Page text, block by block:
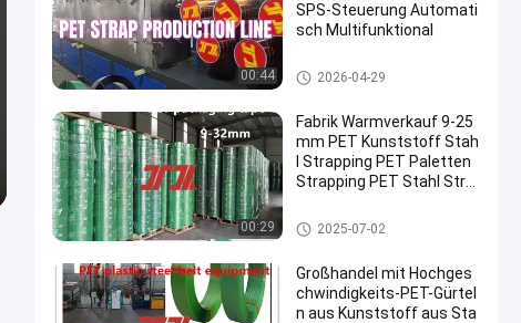
00:44
SPS-Steuerung Automati
sch Multifunktional
Extrusionslinie für Haustiergur
t
2026-04-29
00:29
Fabrik Warmverkauf 9-25
mm PET Kunststoff Stah
l Strapping PET Paletten
Strapping PET Stahl Stra
trapping Maschine autom
atische Bindung
HAUSTIER Verpackenbügel
2025-07-02
Großhandel mit Hochges
chwindigkeits-PET-Gürtel
n aus Kunststoff aus Sta